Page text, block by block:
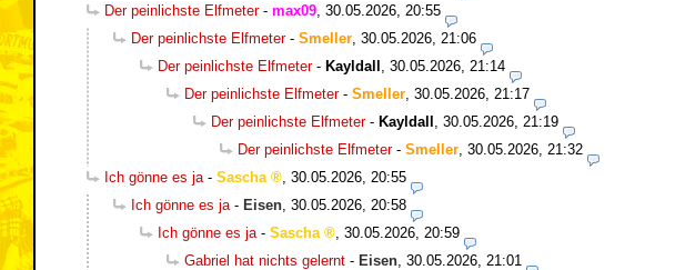
Der peinlichste Elfmeter- max09 30.05.2026, 20:55
Der peinlichste Elfmeter- Smeller 30.05.2026, 21:06
Der peinlichste Elfmeter- Kayldall
30.05.2026, 21:14
Der peinlichste Elfmeter- Smeller 30.05.2026, 21:17
Der peinlichste Elfmeter- Kayldall
30.05.2026, 21:19
Der peinlichste Elfmeter- Smeller 30.05.2026, 21:32
Ich gönne es ja - Sascha
30.05.2026, 20:55
Ich gönne es ja - Eisen 30.05.2026, 20:58
Ich gönne es ja - Sascha
30.05.2026, 20:59
Gabriel hat nichts gelernt - Eisen 30.05.2026, 21:01